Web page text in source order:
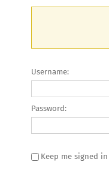
Username:
Password:
Keep me signed in